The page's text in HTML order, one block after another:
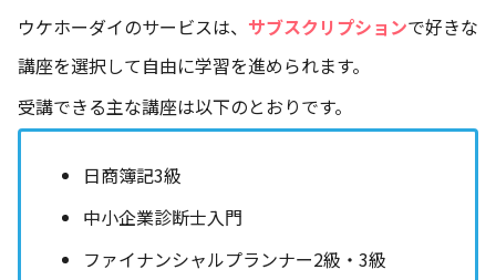
ウケホーダイのサービスは、 サブスクリプションで好きな
講座を選択して自由に学習を進められます。
受講できる主な講座は以下のとおりです。
日商簿記3級
中小企業診断士入門
ファイナンシャルプランナー2級・3級